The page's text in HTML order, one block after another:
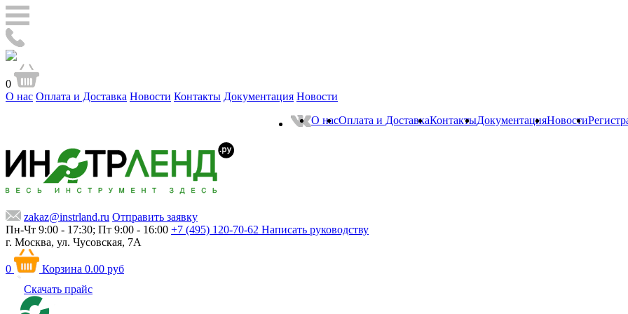
0
О нас Оплата и Доставка Новости Контакты Документация Новости
О насОплата и ДоставкаКонтактыДокументацияНовости
zakaz@instrland.ru Отправить заявку
Пн-Чт 9:00 - 17:30; Пт 9:00 - 16:00 +7 (495) 120-70-62 Написать руководству
г. Москва, ул. Чусовская, 7А
0 Корзина 0.00 руб
Скачать прайс